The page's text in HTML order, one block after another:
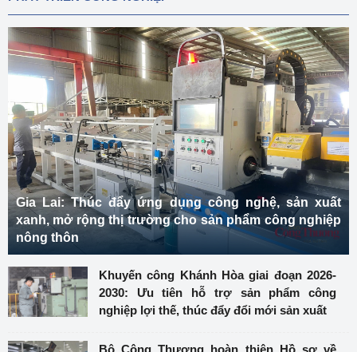
Gia Lai: Thúc đẩy ứng dụng công nghệ, sản xuất
xanh, mở rộng thị trường cho sản phẩm công nghiệp
nông thôn
Khuyến công Khánh Hòa giai đoạn 2026-
2030: Ưu tiên hỗ trợ sản phẩm công
nghiệp lợi thế, thúc đẩy đổi mới sản xuất